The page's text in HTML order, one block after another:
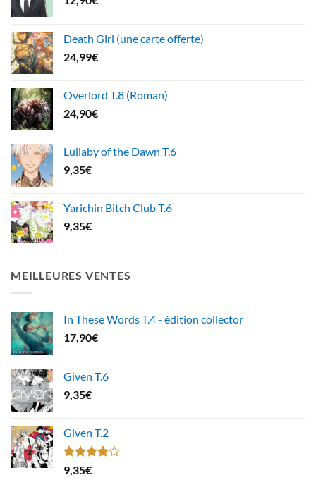
Death Girl (une carte offerte)
24,99€
Overlord T.8 (Roman)
24,90€
Lullaby of the Dawn T.6
9,35€
Yarichin Bitch Club T.6
9,35€
MEILLEURES VENTES
In These Words T.4 - édition collector
17,90€
Given T.6
9,35€
Given T.2
Note
9,35€